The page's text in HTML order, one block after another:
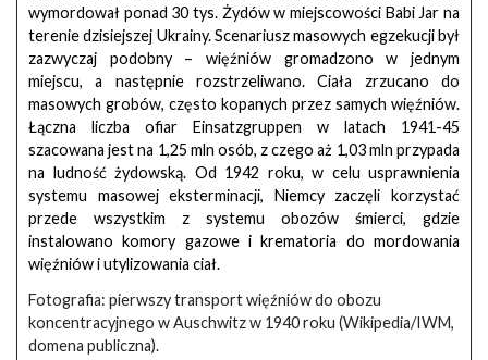
wymordował ponad 30 tys. Żydów w miejscowości Babi Jar na
terenie dzisiejszej Ukrainy. Scenariusz masowych egzekucji był
zazwyczaj podobny – więźniów gromadzono w jednym
miejscu, a następnie rozstrzeliwano. Ciała zrzucano do
masowych grobów, często kopanych przez samych więźniów.
Łączna liczba ofiar Einsatzgruppen w latach 1941-45
szacowana jest na 1,25 mln osób, z czego aż 1,03 mln przypada
na ludność żydowską. Od 1942 roku, w celu usprawnienia
systemu masowej eksterminacji, Niemcy zaczęli korzystać
przede wszystkim z systemu obozów śmierci, gdzie
instalowano komory gazowe i krematoria do mordowania
więźniów i utylizowania ciał.
Fotografia: pierwszy transport więźniów do obozu
koncentracyjnego w Auschwitz w 1940 roku (Wikipedia/IWM,
domena publiczna).